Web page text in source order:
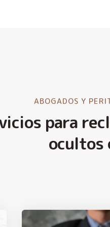
ABOGADOS Y
para
ocultos